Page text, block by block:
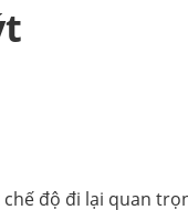
chế độ đi lại quan